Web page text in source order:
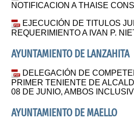
NOTIFICACION A THAISE
EJECUCIÓN DE TITULOS
REQUERIMIENTO A IVAN P.
AYUNTAMIENTO DE LANZAHITA
DELEGACIÓN DE
PRIMER TENIENTE DE
08 DE JUNIO, AMBOS
AYUNTAMIENTO DE MAELLO